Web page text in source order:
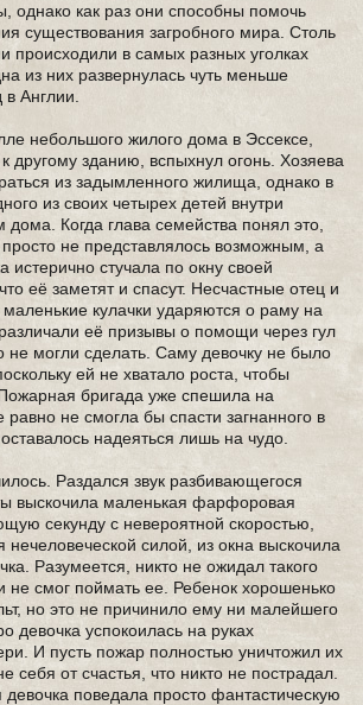
однако как раз они способны помочь
существования загробного мира. Столь
происходили в самых разных уголках
из них развернулась чуть меньше
Англии.
небольшого жилого дома в Эссексе,
другому зданию, вспыхнул огонь. Хозяева
из задымленного жилища, однако в
из своих четырех детей внутри
Когда глава семейства понял это,
не представлялось возможным, а
истерично стучала по окну своей
её заметят и спасут. Несчастные отец и
кулачки ударяются о раму на
её призывы о помощи через гул
не могли сделать. Саму девочку не было
ей не хватало роста, чтобы
бригада уже спешила на
не смогла бы спасти загнанного в
надеяться лишь на чудо.
Раздался звук разбивающегося
выскочила маленькая фарфоровая
секунду с невероятной скоростью,
нечеловеческой силой, из окна выскочила
Разумеется, никто не ожидал такого
не смог поймать ее. Ребенок хорошенько
но это не причинило ему ни малейшего
девочка успокоилась на руках
И пусть пожар полностью уничтожил их
себя от счастья, что никто не пострадал.
поведала просто фантастическую